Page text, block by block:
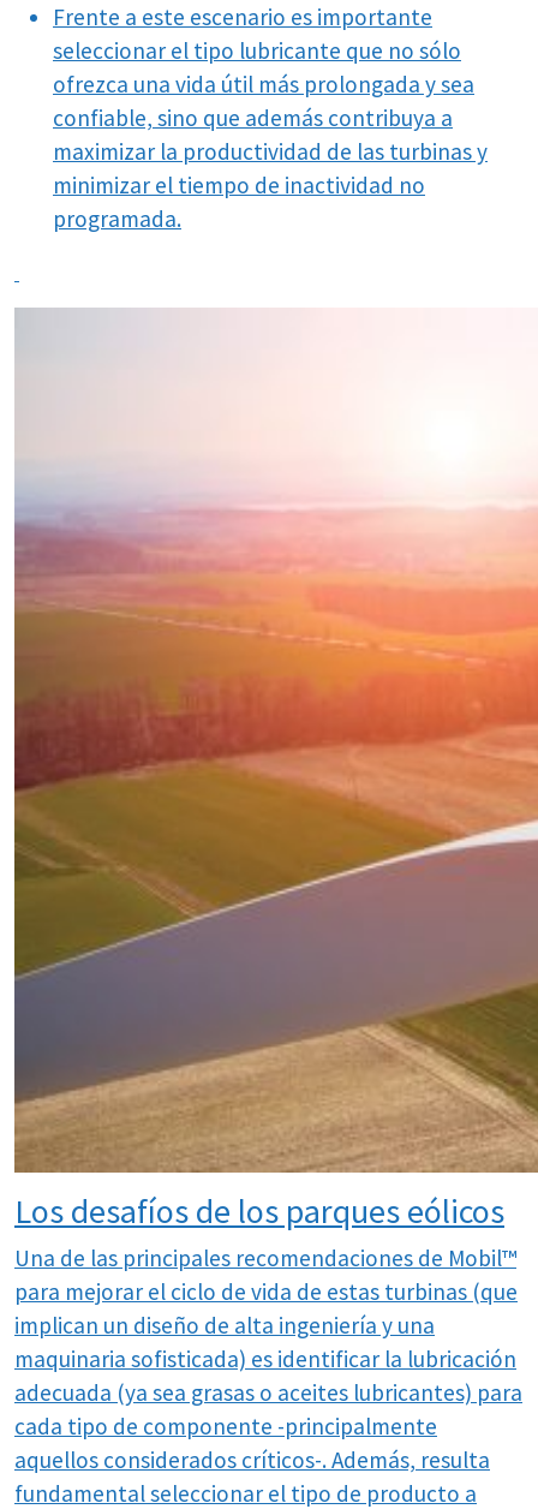
Frente a este escenario es importante
seleccionar el tipo lubricante que no sólo
ofrezca una vida útil más prolongada y sea
confiable, sino que además contribuya a
maximizar la productividad de las turbinas y
minimizar el tiempo de inactividad no
programada.
Los desafíos de los parques eólicos
Una de las principales recomendaciones de Mobil™
para mejorar el ciclo de vida de estas turbinas (que
implican un diseño de alta ingeniería y una
maquinaria sofisticada) es identificar la lubricación
adecuada (ya sea grasas o aceites lubricantes) para
cada tipo de componente -principalmente
aquellos considerados críticos-. Además, resulta
fundamental seleccionar el tipo de producto a